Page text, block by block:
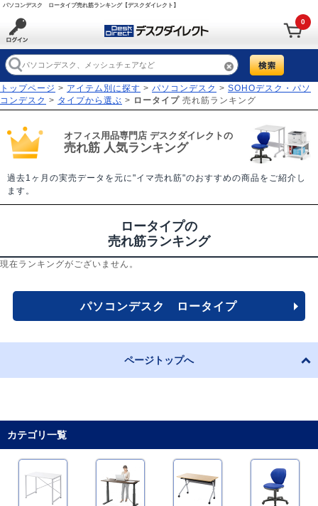
パソコンデスク ロータイプ売れ筋ランキング【デスクダイレクト】
0
トップページ > アイテム別に探す > パソコンデスク > SOHOデスク・パソ
コンデスク > タイプから選ぶ > ロータイプ 売れ筋ランキング
オフィス用品専門店 デスクダイレクトの
売れ筋 人気ランキング
過去1ヶ月の実売データを元に"イマ売れ筋"のおすすめの商品をご紹介し
ます。
ロータイプの
売れ筋ランキング
現在ランキングがございません。
パソコンデスク ロータイプ
ページトップへ
カテゴリ一覧